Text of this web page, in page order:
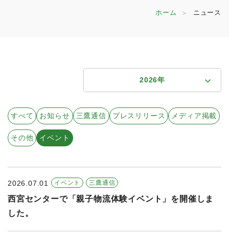
ホーム ニュース
2026年
すべての年度
2024年
すべて お知らせ 三鷹通信 プレスリリース メディア掲載
その他 イベント
2026.07.01 イベント 三鷹通信
西宮センターで「親子物流体験イベント」を開催しま
した。